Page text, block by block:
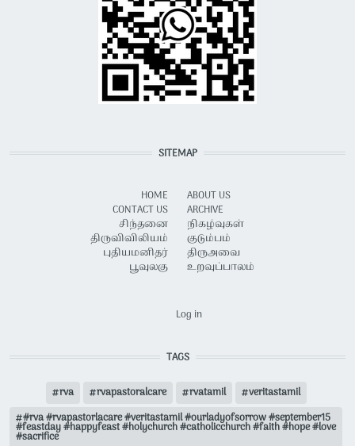
SITEMAP
HOME
CONTACT US
சிந்தனை
திருவிவிலியம்
புதியமனிதர்
பூவுலகு
ABOUT US
ARCHIVE
நிகழ்வுகள்
குடும்பம்
திருஅவை
உறவுப்பாலம்
Log in
TAGS
rva rvapastoralcare rvatamil
veritastamil
#rva #rvapastorlacare #veritastamil #ourladyofsorrow #september15
#feastday #happyfeast #holychurch #catholicchurch #faith #hope #love
#sacrifice